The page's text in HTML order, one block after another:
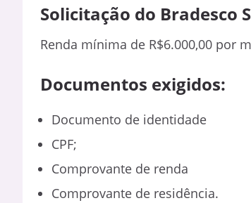
Solicitação do Bradesco
Renda mínima de R$6.000,00 por
Documentos exigidos:
Documento de identidade
CPF;
Comprovante de renda
Comprovante de residência.